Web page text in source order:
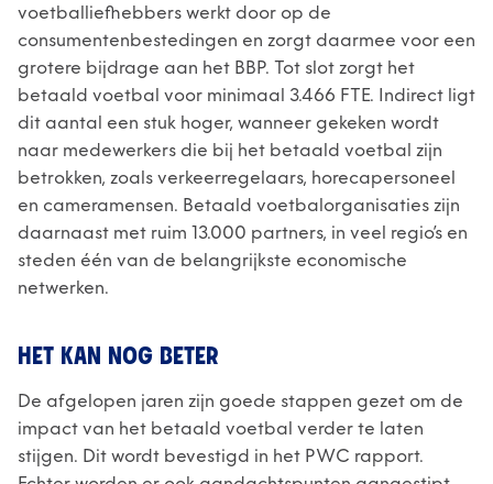
voetballiefhebbers werkt door op de
consumentenbestedingen en zorgt daarmee voor een
grotere bijdrage aan het BBP. Tot slot zorgt het
betaald voetbal voor minimaal 3.466 FTE. Indirect ligt
dit aantal een stuk hoger, wanneer gekeken wordt
naar medewerkers die bij het betaald voetbal zijn
betrokken, zoals verkeerregelaars, horecapersoneel
en cameramensen. Betaald voetbalorganisaties zijn
daarnaast met ruim 13.000 partners, in veel regio’s en
steden één van de belangrijkste economische
netwerken.
HET KAN NOG BETER
De afgelopen jaren zijn goede stappen gezet om de
impact van het betaald voetbal verder te laten
stijgen. Dit wordt bevestigd in het PWC rapport.